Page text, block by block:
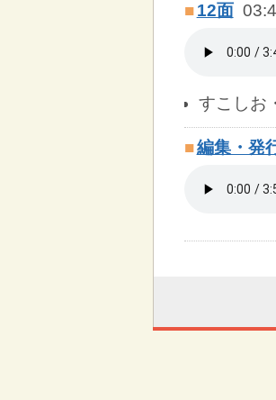
■12面
すこしお
■編集・発